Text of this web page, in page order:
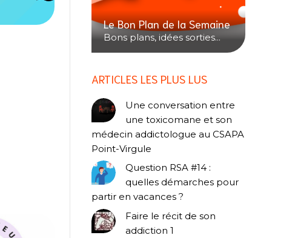
Le Bon Plan de la Semaine
Bons plans, idées sorties...
ARTICLES LES PLUS LUS
Une conversation entre
une toxicomane et son
médecin addictologue au CSAPA
Point-Virgule
Question RSA #14 :
quelles démarches pour
partir en vacances ?
Faire le récit de son
addiction 1